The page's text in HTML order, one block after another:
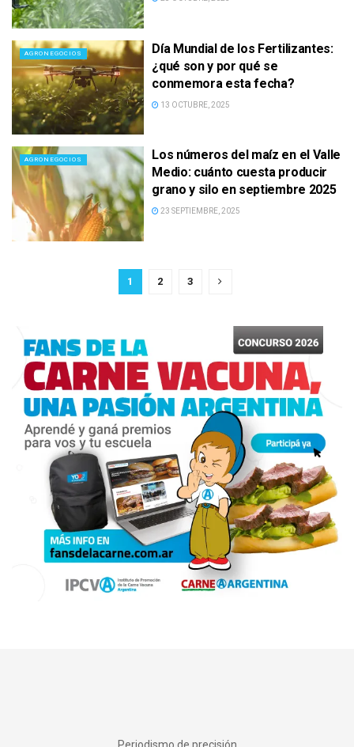
AGRONEGOCIOS
Día Mundial de los Fertilizantes:
¿qué son y por qué se
conmemora esta fecha?
13 OCTUBRE, 2025
AGRONEGOCIOS
Los números del maíz en el Valle
Medio: cuánto cuesta producir
grano y silo en septiembre 2025
23 SEPTIEMBRE, 2025
1 2 3